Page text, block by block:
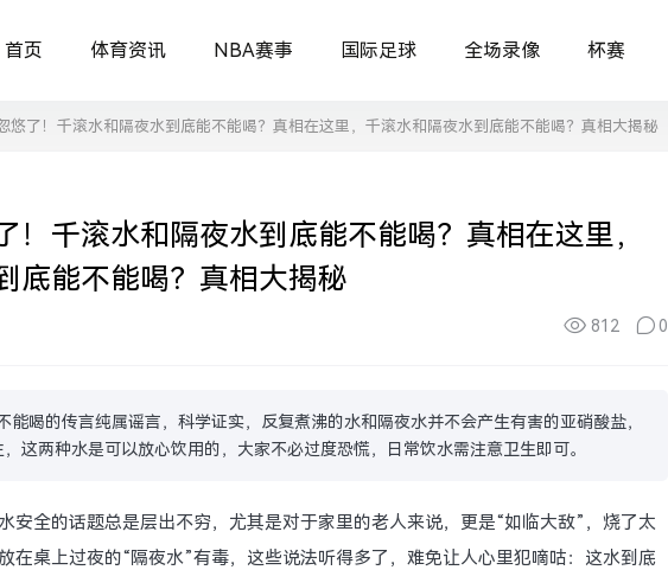
首页 体育资讯 NBA赛事 国际足球 全场录像 杯赛
悠了！千滚水和隔夜水到底能不能喝？真相在这里，千滚水和隔夜水到底能不能喝？真相大揭秘
！千滚水和隔夜水到底能不能喝？真相在这里，
底能不能喝？真相大揭秘
812 0
能喝的传言纯属谣言，科学证实，反复煮沸的水和隔夜水并不会产生有害的亚硝酸盐，
这两种水是可以放心饮用的，大家不必过度恐慌，日常饮水需注意卫生即可。
安全的话题总是层出不穷，尤其是对于家里的老人来说，更是“如临大敌”，烧了太
在桌上过夜的“隔夜水”有毒，这些说法听得多了，难免让人心里犯嘀咕：这水到底